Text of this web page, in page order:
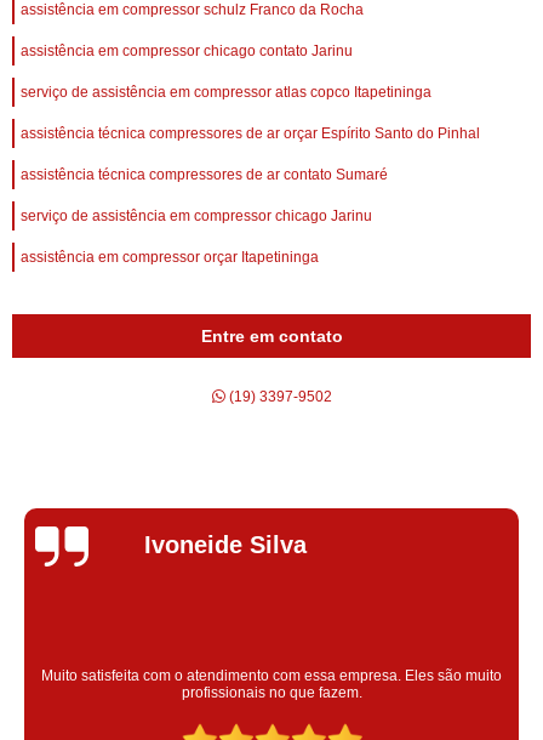
assistência em compressor schulz Franco da Rocha
assistência em compressor chicago contato Jarinu
serviço de assistência em compressor atlas copco Itapetininga
assistência técnica compressores de ar orçar Espírito Santo do Pinhal
assistência técnica compressores de ar contato Sumaré
serviço de assistência em compressor chicago Jarinu
assistência em compressor orçar Itapetininga
Entre em contato
(19) 3397-9502
Silvana Alves
Super satisfeita com o serviço prestado, atendimento muito bom!
colaoradores educado e transparente, destaque para o colaborador
Claudinei excelente profissional!